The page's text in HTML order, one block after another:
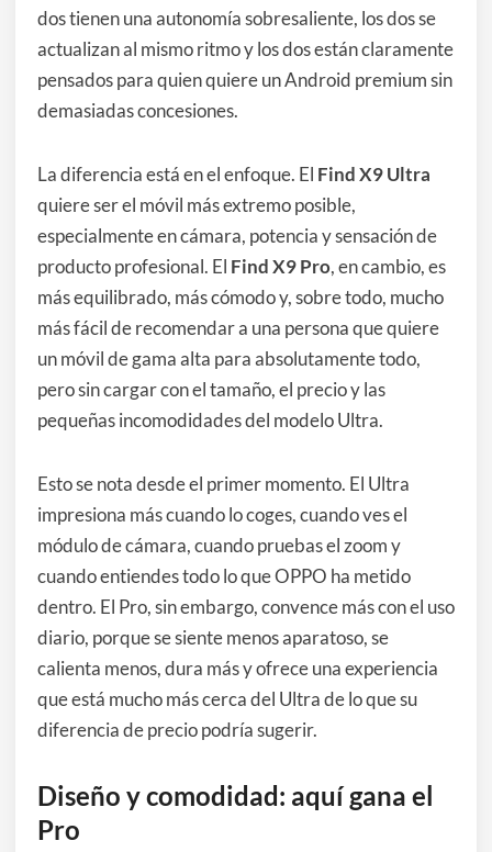
dos tienen una autonomía sobresaliente, los dos se
actualizan al mismo ritmo y los dos están claramente
pensados para quien quiere un Android premium sin
demasiadas concesiones.
La diferencia está en el enfoque. El Find X9 Ultra
quiere ser el móvil más extremo posible,
especialmente en cámara, potencia y sensación de
producto profesional. El Find X9 Pro, en cambio, es
más equilibrado, más cómodo y, sobre todo, mucho
más fácil de recomendar a una persona que quiere
un móvil de gama alta para absolutamente todo,
pero sin cargar con el tamaño, el precio y las
pequeñas incomodidades del modelo Ultra.
Esto se nota desde el primer momento. El Ultra
impresiona más cuando lo coges, cuando ves el
módulo de cámara, cuando pruebas el zoom y
cuando entiendes todo lo que OPPO ha metido
dentro. El Pro, sin embargo, convence más con el uso
diario, porque se siente menos aparatoso, se
calienta menos, dura más y ofrece una experiencia
que está mucho más cerca del Ultra de lo que su
diferencia de precio podría sugerir.
Diseño y comodidad: aquí gana el
Pro